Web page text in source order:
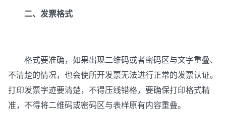
二、发票格式
格式要准确，如果出现二维码或者密码区与文字重叠、
不清楚的情况，也会使所开发票无法进行正常的发票认证。
打印发票字迹要清楚，不得压线错格，要确保打印格式精
准，不得将二维码或密码区与表样原有内容重叠。